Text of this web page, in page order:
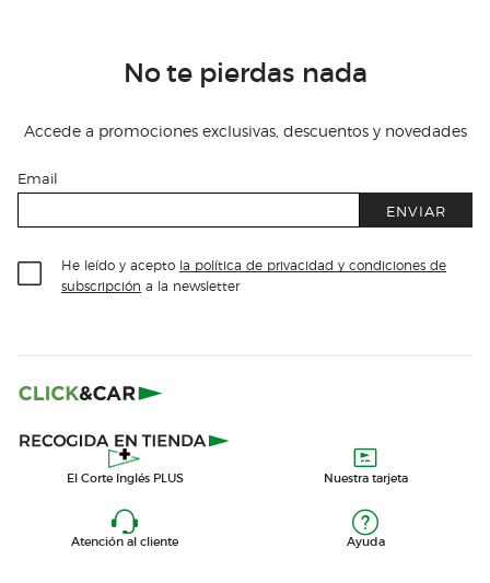
No te pierdas nada
Accede a promociones exclusivas, descuentos y novedades
Email
ENVIAR
He leído y acepto la política de privacidad y condiciones de
subscripción a la newsletter
El Corte Inglés PLUS Nuestra tarjeta
Atención al cliente Ayuda